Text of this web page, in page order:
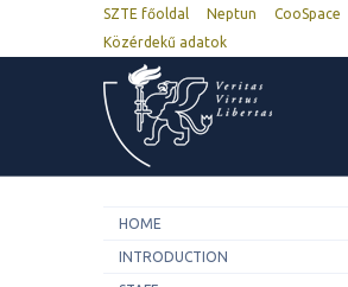
SZTE főoldal Neptun CooSpace
Közérdekű adatok
HOME
INTRODUCTION